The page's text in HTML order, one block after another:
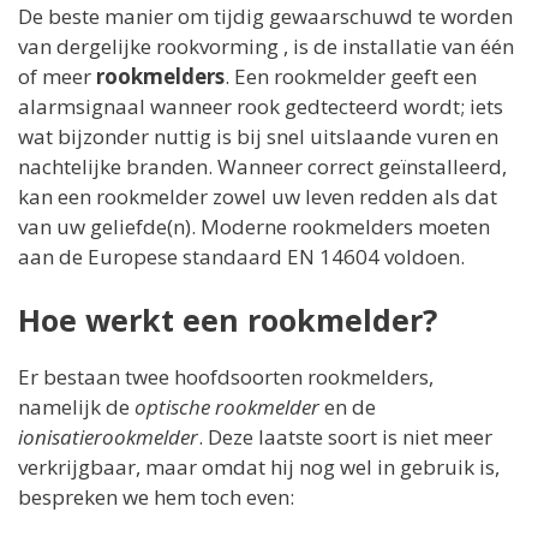
De beste manier om tijdig gewaarschuwd te worden
van dergelijke rookvorming , is de installatie van één
of meer rookmelders. Een rookmelder geeft een
alarmsignaal wanneer rook gedtecteerd wordt; iets
wat bijzonder nuttig is bij snel uitslaande vuren en
nachtelijke branden. Wanneer correct geïnstalleerd,
kan een rookmelder zowel uw leven redden als dat
van uw geliefde(n). Moderne rookmelders moeten
aan de Europese standaard EN 14604 voldoen.
Hoe werkt een rookmelder?
Er bestaan twee hoofdsoorten rookmelders,
namelijk de optische rookmelderen de
ionisatierookmelder. Deze laatste soort is niet meer
verkrijgbaar, maar omdat hij nog wel in gebruik is,
bespreken we hem toch even: